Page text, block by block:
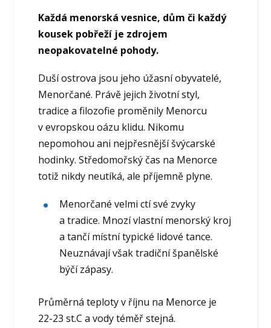
Každá menorská vesnice, dům či každý
kousek pobřeží je zdrojem
neopakovatelné pohody.
Duší ostrova jsou jeho úžasní obyvatelé,
Menorčané. Právě jejich životní styl,
tradice a filozofie proměnily Menorcu
v evropskou oázu klidu. Nikomu
nepomohou ani nejpřesnější švýcarské
hodinky. Středomořský čas na Menorce
totiž nikdy neutíká, ale příjemně plyne.
Menorčané velmi ctí své zvyky
a tradice. Mnozí vlastní menorský kroj
a tančí místní typické lidové tance.
Neuznávají však tradiční španělské
býčí zápasy.
Průměrná teploty v říjnu na Menorce je
22-23 st.C a vody téměř stejná.